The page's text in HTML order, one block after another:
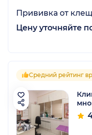
Прививка от
Цену уточняйте
Средний рейтинг